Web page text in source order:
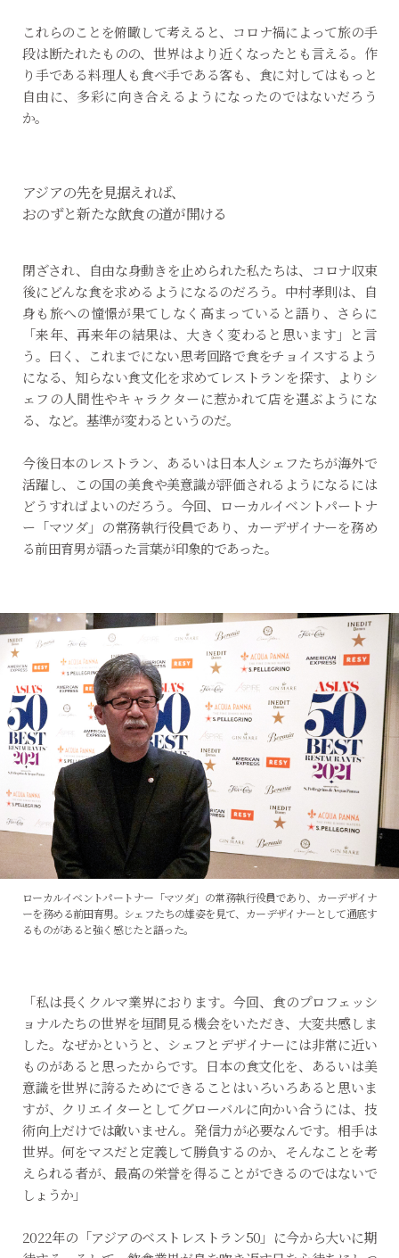
これらのことを俯瞰して考えると、コロナ禍によって旅の手
段は断たれたものの、世界はより近くなったとも言える。作
り手である料理人も食べ手である客も、食に対してはもっと
自由に、多彩に向き合えるようになったのではないだろう
か。
アジアの先を見据えれば、
おのずと新たな飲食の道が開ける
閉ざされ、自由な身動きを止められた私たちは、コロナ収束
後にどんな食を求めるようになるのだろう。中村孝則は、自
身も旅への憧憬が果てしなく高まっていると語り、さらに
「来年、再来年の結果は、大きく変わると思います」と言
う。曰く、これまでにない思考回路で食をチョイスするよう
になる、知らない食文化を求めてレストランを探す、よりシ
ェフの人間性やキャラクターに惹かれて店を選ぶようにな
る、など。基準が変わるというのだ。
今後日本のレストラン、あるいは日本人シェフたちが海外で
活躍し、この国の美食や美意識が評価されるようになるには
どうすればよいのだろう。今回、ローカルイベントパートナ
ー「マツダ」の常務執行役員であり、カーデザイナーを務め
る前田育男が語った言葉が印象的であった。
ローカルイベントパートナー「マツダ」の常務執行役員であり、カーデザイナ
ーを務める前田育男。シェフたちの雄姿を見て、カーデザイナーとして通底す
るものがあると強く感じたと語った。
「私は長くクルマ業界におります。今回、食のプロフェッシ
ョナルたちの世界を垣間見る機会をいただき、大変共感しま
した。なぜかというと、シェフとデザイナーには非常に近い
ものがあると思ったからです。日本の食文化を、あるいは美
意識を世界に誇るためにできることはいろいろあると思いま
すが、クリエイターとしてグローバルに向かい合うには、技
術向上だけでは敵いません。発信力が必要なんです。相手は
世界。何をマスだと定義して勝負するのか、そんなことを考
えられる者が、最高の栄誉を得ることができるのではないで
しょうか」
2022年の「アジアのベストレストラン50」に今から大いに期